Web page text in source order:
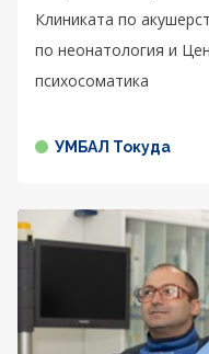
Клиниката по
по неонатология и
психосоматика
УМБАЛ Токуда